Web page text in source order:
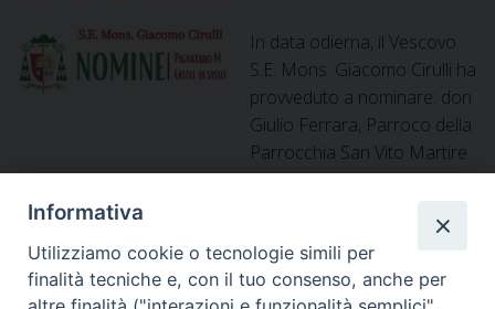
In data odierna, il Vescovo
S.E. Mons. Giacomo Cirulli ha
provveduto a nominare: don
Giulio Ferrara, Parroco della
Parrocchia San Vito Martire
in Pignataro Maggiore e Amministratore parrocchiale della
Parrocchia Maria Addolorata in Pignataro Maggiore, in
seguito al trasferimento ad altra sede di p. Manlio Cirimele
C.Ss.R. da parte del Padre Provinciale dei Redentoristi; don
Rodolfo Fumante, Amministratore parrocchiale della
Informativa
Utilizziamo cookie o tecnologie simili per
finalità tecniche e, con il tuo consenso, anche per